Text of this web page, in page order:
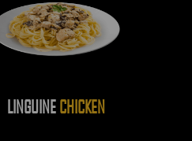
LINGUINECHICKEN